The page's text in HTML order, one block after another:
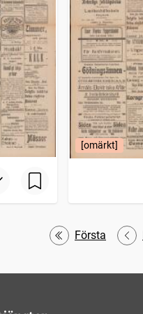
[omärkt]
Första